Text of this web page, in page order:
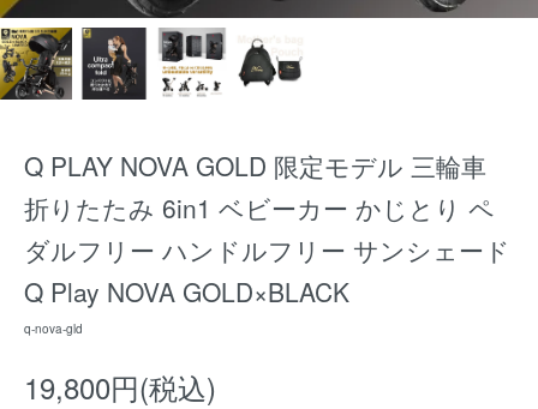
Q PLAY NOVA GOLD 限定モデル 三輪車
折りたたみ 6in1 ベビーカー かじとり ペ
ダルフリー ハンドルフリー サンシェード
Q Play NOVA GOLD×BLACK
q-nova-gld
19,800円(税込)